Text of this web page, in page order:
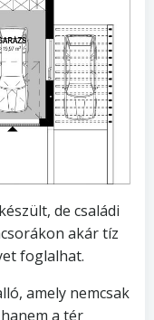
de családi
akár tíz
foglalhat.
amely nemcsak
a tér